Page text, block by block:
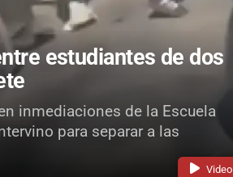
Video
estudiantes de dos
inmediaciones de la Escuela
para separar a las